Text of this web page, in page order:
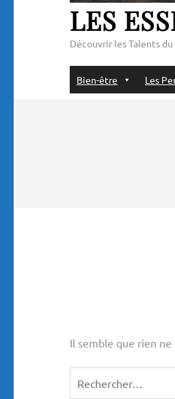
LES
Découvrir les Talents
Bien-être Les
Il semble que rien